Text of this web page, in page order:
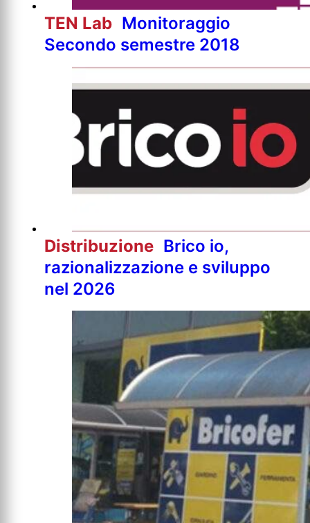
TEN Lab Monitoraggio
Secondo semestre 2018
Distribuzione Brico io,
razionalizzazione e sviluppo
nel 2026